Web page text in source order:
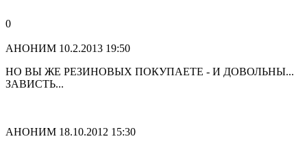
0
АНОНИМ 10.2.2013 19:50
НО ВЫ ЖЕ РЕЗИНОВЫХ ПОКУПАЕТЕ - И ДОВОЛЬНЫ...
ЗАВИСТЬ...
АНОНИМ 18.10.2012 15:30